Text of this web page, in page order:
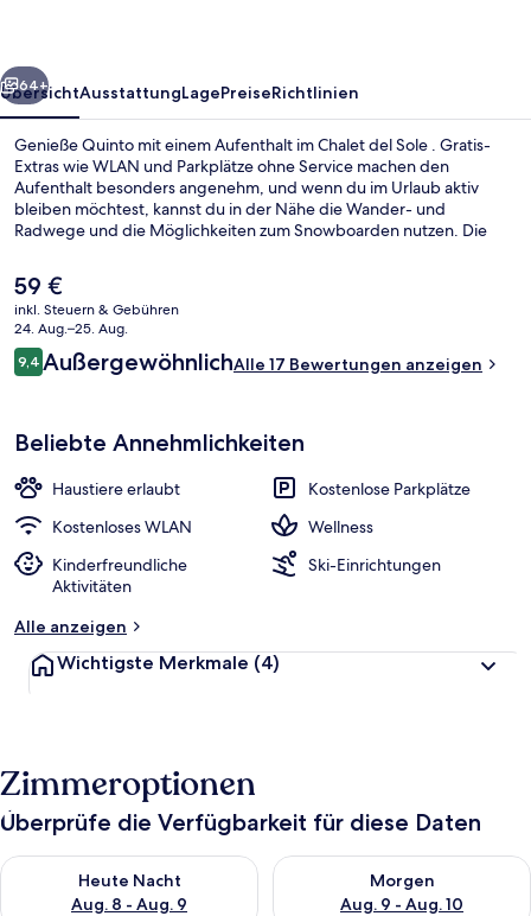
Weiter
64+
ÜbersichtAusstattungLagePreiseRichtlinien
Genieße Quinto mit einem Aufenthalt im Chalet del Sole . Gratis-
Extras wie WLAN und Parkplätze ohne Service machen den
Aufenthalt besonders angenehm, und wenn du im Urlaub aktiv
bleiben möchtest, kannst du in der Nähe die Wander- und
Radwege und die Möglichkeiten zum Snowboarden nutzen. Die
und Hausschuhe.
Der
aktuelle
Preis
beträgt
59 €.
59 €
inkl. Steuern & Gebühren
24. Aug.–25. Aug.
Bewertungen
9,49,4 von 10.
AußergewöhnlichAlle 17 Bewertungen anzeigen
Beliebte Annehmlichkeiten
Haustiere erlaubt
Kostenlose Parkplätze
Kostenloses WLAN
Wellness
Kinderfreundliche
Aktivitäten
Ski-Einrichtungen
Alle anzeigen
Wichtigste Merkmale (4)
Zimmeroptionen
Überprüfe die Verfügbarkeit für diese Daten
Heute Nacht
Aug. 8 - Aug. 9
Überprüfe die Verfügbarkeit für heute Nacht, Aug. 8 - Aug. 9.
Morgen
Aug. 9 - Aug. 10
Überprüfe die Verfügbarkeit